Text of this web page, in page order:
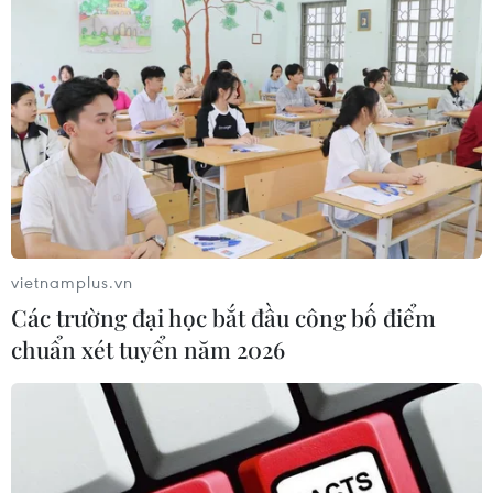
07/08/2026 08:41
Cục diện ASEAN Cup: Việt Nam
quyết giành ngôi đầu, Thái Lan vẫn
có thể bị loại
07/08/2026 02:29
Lần đầu Cà Mau tổ chức Lễ hội
Khinh khí cầu gắn với Ngày hội Văn
hóa di sản
07/08/2026 02:00
Lịch thi đấu ASEAN Cup 2026 ngày
7/8: Việt Nam hướng đến ngôi đầu
07/08/2026 00:07
vietnamplus.vn
Các trường đại học bắt đầu công bố điểm
chuẩn xét tuyển năm 2026